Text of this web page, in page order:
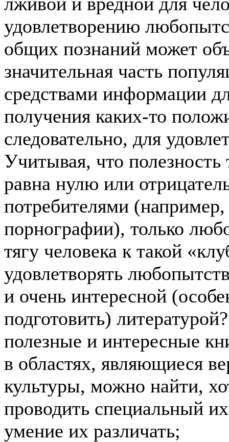
удовлетворению
общих познаний может
значительная часть
средствами информации
получения каких-то
следовательно, для
Учитывая, что
равна нулю или
потребителями
порнографии), только
тягу человека к такой
удовлетворять
и очень интересной
подготовить)
полезные и интересные
в областях, являющиеся
культуры, можно найти,
проводить специальный
умение их различать;